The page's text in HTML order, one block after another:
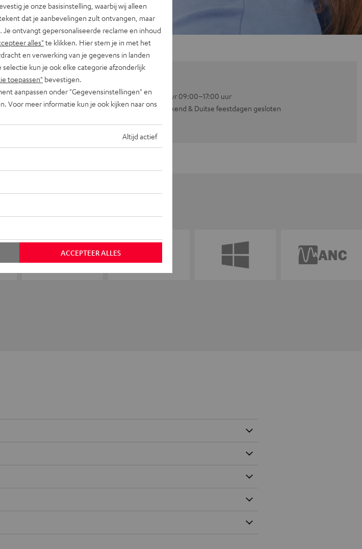
+31 (0)20 8083195
Ma–vr 09:00–17:00 uur
Weekend & Duitse feestdagen gesloten
je onze basisinstelling, waarbij wij alleen
dat je aanbevelingen zult ontvangen, maar
ontvangt gepersonaliseerde reclame en inhoud
alles" te klikken. Hier stem je in met het
en verwerking van je gegevens in landen
kun je ook elke categorie afzonderlijk
toepassen" bevestigen.
aanpassen onder "Gegevensinstellingen" en
Voor meer informatie kun je ook kijken naar ons
Altijd actief
ACCEPTEER ALLES